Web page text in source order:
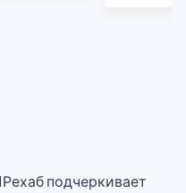
подчеркивает